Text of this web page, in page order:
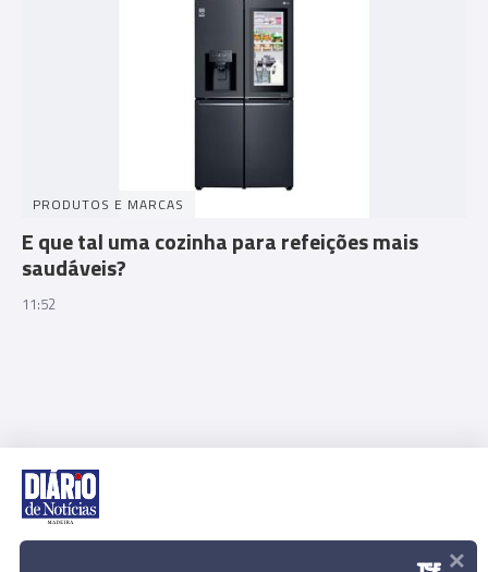
PRODUTOS E MARCAS
E que tal uma cozinha para refeições mais
saudáveis?
11:52
Rua Dr. Fernão de Ornelas, 56 - 3º
×